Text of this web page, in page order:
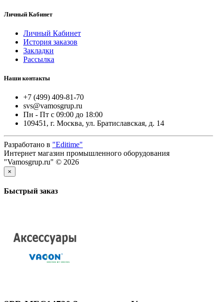
Личный Кабинет
Личный Кабинет
История заказов
Закладки
Рассылка
Наши контакты
+7 (499) 409-81-70
svs@vamosgrup.ru
Пн - Пт с 09:00 до 18:00
109451, г. Москва, ул. Братиславская, д. 14
Разработано в "Editime"
Интернет магазин промышленного оборудования
"Vamosgrup.ru" © 2026
×
Быстрый заказ